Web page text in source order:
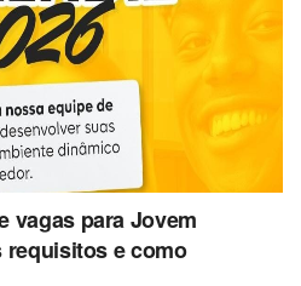
vagas para Jovem
requisitos e como